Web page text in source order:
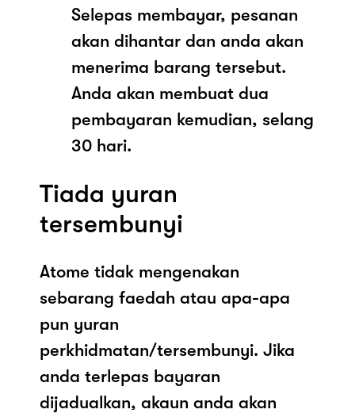
Selepas membayar, pesanan
akan dihantar dan anda akan
menerima barang tersebut.
Anda akan membuat dua
pembayaran kemudian, selang
30 hari.
Tiada yuran
tersembunyi
Atome tidak mengenakan
sebarang faedah atau apa-apa
pun yuran
perkhidmatan/tersembunyi. Jika
anda terlepas bayaran
dijadualkan, akaun anda akan